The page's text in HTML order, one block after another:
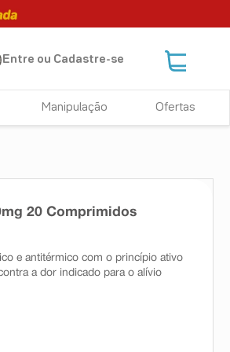
Entre ou Cadastre-se
Manipulação Ofertas
20 Comprimidos
e antitérmico com o princípio ativo
a dor indicado para o alívio